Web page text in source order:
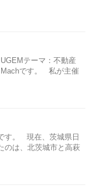
テーマ：不動産
です。 私が主催
す。 現在、茨城県日
のは、北茨城市と高萩